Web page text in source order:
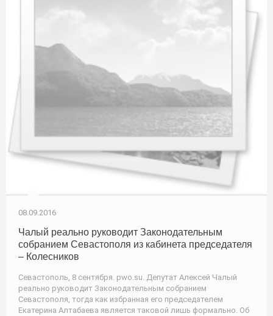
08.09.2016
Чалый реально руководит Законодательным
собранием Севастополя из кабинета председателя
– Колесников
Севастополь, 8 сентября. pwo.su. Депутат Алексей Чалый
реально руководит Законодательным собранием
Севастополя, тогда как избранная его председателем
Екатерина Алтабаева является таковой лишь формально. Об